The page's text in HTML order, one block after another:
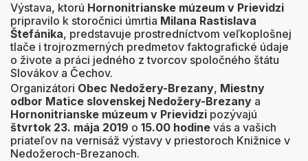
Výstava, ktorú Hornonitrianske múzeum v Prievidzi
pripravilo k storočnici úmrtia Milana Rastislava
Štefánika, predstavuje prostredníctvom veľkoplošnej
tlače i trojrozmerných predmetov faktografické údaje
o živote a práci jedného z tvorcov spoločného štátu
Slovákov a Čechov.
Organizátori Obec Nedožery-Brezany, Miestny
odbor Matice slovenskej Nedožery-Brezany a
Hornonitrianske múzeum v Prievidzi pozývajú
štvrtok 23. mája 2019 o 15.00 hodine vás a vašich
priateľov na vernisáž výstavy v priestoroch Knižnice v
Nedožeroch-Brezanoch.